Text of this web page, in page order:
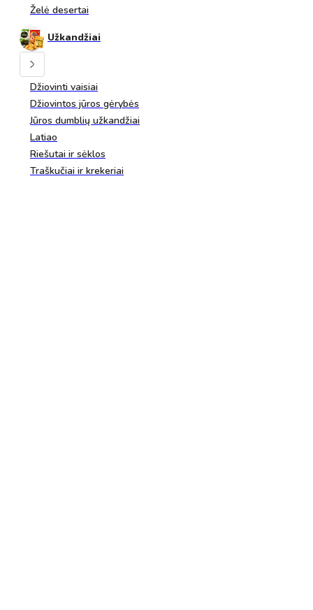
Želė desertai
Užkandžiai
Džiovinti vaisiai
Džiovintos jūros gėrybės
Jūros dumblių užkandžiai
Latiao
Riešutai ir sėklos
Traškučiai ir krekeriai